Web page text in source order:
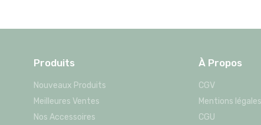
Produits
Nouveaux Produits
Meilleures Ventes
Nos Accessoires
À Propos
CGV
Mentions légales
CGU